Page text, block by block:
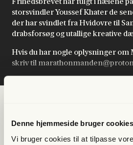
Denne hjemmeside bruger cookies
Vi bruger cookies til at tilpasse
storsvindler Youssef Khater de
der har svindlet fra Hvidovre til
drabsforsøg og utallige kreative
Hvis du har nogle oplysninger om
skriv til
Sæson 1